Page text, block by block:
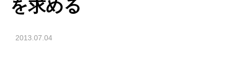
を求める
2013.07.04